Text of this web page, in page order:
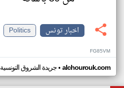
اخبار تونس
Politics
FG85VM
جريدة الشروق التونسية• alchourouk.com